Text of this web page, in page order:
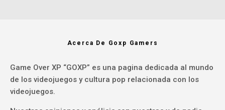
Acerca De Goxp Gamers
Game Over XP “GOXP” es una pagina dedicada al mundo
de los videojuegos y cultura pop relacionada con los
videojuegos.